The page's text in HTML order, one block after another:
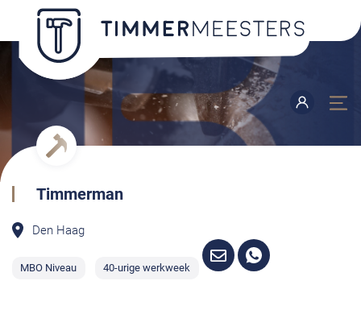
Timmerman
Den Haag
MBO Niveau 40-urige werkweek